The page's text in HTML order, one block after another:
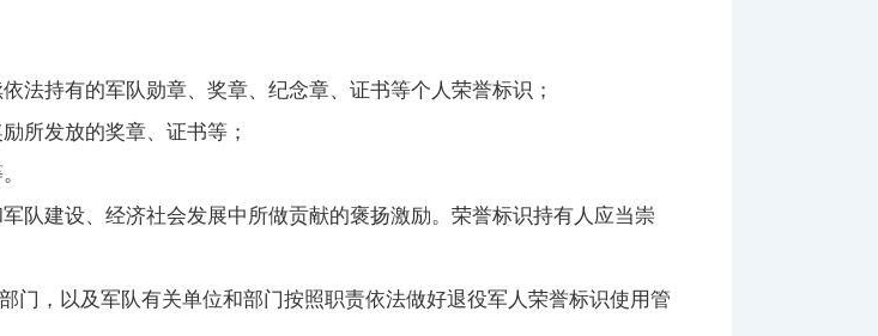
持有的军队勋章、奖章、纪念章、证书等个人荣誉标识；
所发放的奖章、证书等；
建设、经济社会发展中所做贡献的褒扬激励。荣誉标识持有人应当崇
，以及军队有关单位和部门按照职责依法做好退役军人荣誉标识使用管